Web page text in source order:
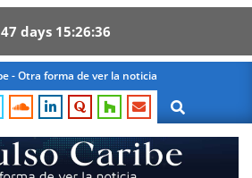
days 15 26 35
- Otra forma de ver la noticia
Search